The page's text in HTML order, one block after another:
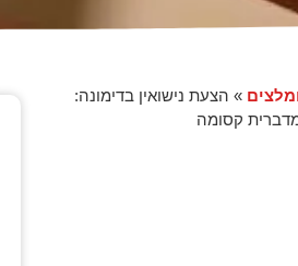
» הצעת נישואין בדימונה:
קסומה